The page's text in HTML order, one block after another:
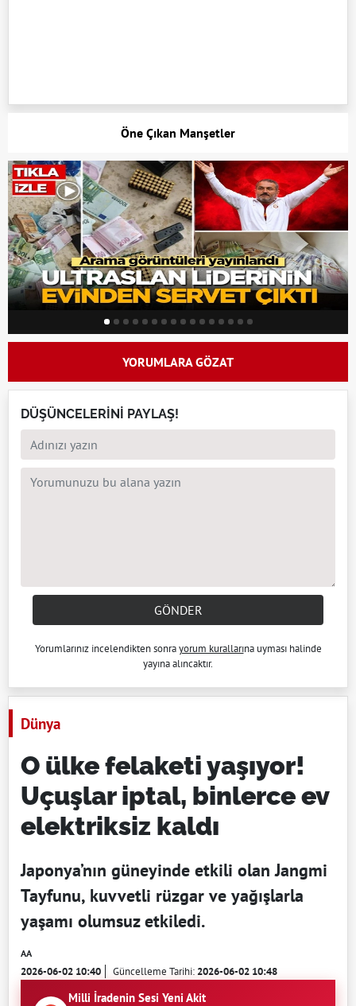
Öne Çıkan Manşetler
YORUMLARA GÖZAT
DÜŞÜNCELERİNİ PAYLAŞ!
GÖNDER
Yorumlarınız incelendikten sonrayorum kurallarına uyması halinde
yayına alıncaktır.
Dünya
O ülke felaketi yaşıyor!
Uçuşlar iptal, binlerce ev
elektriksiz kaldı
Japonya’nın güneyinde etkili olan Jangmi
Tayfunu, kuvvetli rüzgar ve yağışlarla
yaşamı olumsuz etkiledi.
AA
2026-06-02 10:40 Güncelleme Tarihi:2026-06-02 10:48
Milli İradenin Sesi Yeni Akit